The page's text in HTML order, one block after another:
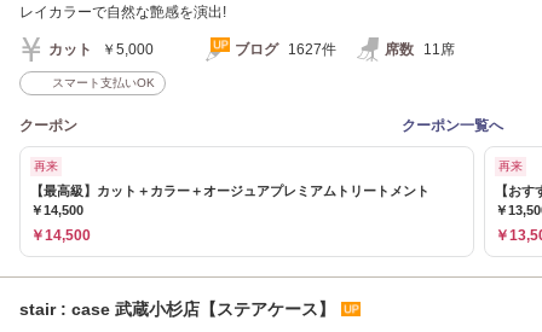
レイカラーで自然な艶感を演出!
カット ￥5,000 ブログ 1627件 席数 11席
スマート支払いOK
クーポン クーポン一覧へ
再来
【最高級】カット＋カラー＋オージュアプレミアムトリートメント
￥14,500
￥14,500
再来
【お
￥
￥
stair : case 武蔵小杉店【ステアケース】